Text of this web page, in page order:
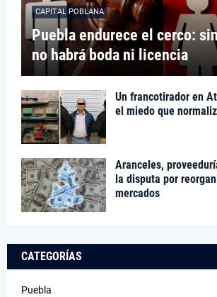
CAPITAL POBLANA
Puebla endurece el cerco:
no habrá boda ni licencia
Un francotirador en
el miedo que
Aranceles,
la disputa por
mercados
CATEGORÍAS
Puebla